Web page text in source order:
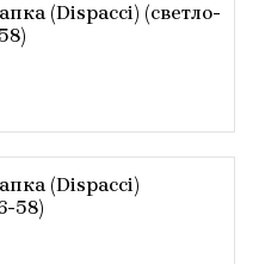
(Dispacci) (светло-
(Dispacci)
58)